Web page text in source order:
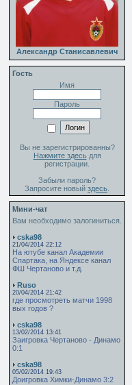
Александр Станисавлевич
Гость
Имя
Пароль
Вы не зарегистрированны?
Нажмите здесьдля
регистрации.
Забыли пароль?
Запросите новый здесь
Мини-чат
Вам необходимо залогиниться.
cska98
21/04/2014 22:12
На ютубе канал Академии
Спартака, на Яндексе канал
ФШ Чертаново и т.д.
Ruso
20/04/2014 21:42
где просмотреть матчи 1998
вых годов ?
cska98
13/02/2014 13:41
Заигровка Чертаново - Динамо
0:1
cska98
05/02/2014 19:43
Доигровка Химки-Динамо 3:2